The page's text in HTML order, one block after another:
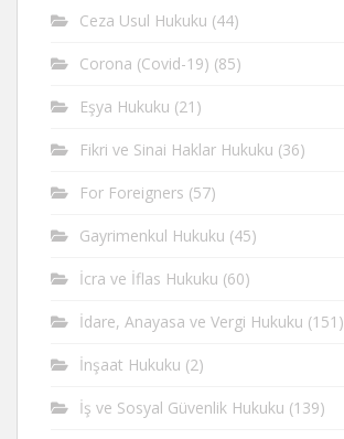
Ceza Usul Hukuku (44)
Corona (Covid-19) (85)
Eşya Hukuku (21)
Fikri ve Sinai Haklar Hukuku (36)
For Foreigners (57)
Gayrimenkul Hukuku (45)
İcra ve İflas Hukuku (60)
İdare, Anayasa ve Vergi Hukuku (151)
İnşaat Hukuku (2)
İş ve Sosyal Güvenlik Hukuku (139)